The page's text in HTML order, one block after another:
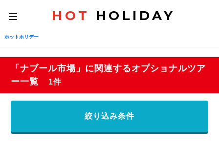
toggle
navigation
HOT HOLIDAY
ホットホリデー
「ナブール市場」に関連するオプショナルツア
ー一覧
1件
絞り込み条件